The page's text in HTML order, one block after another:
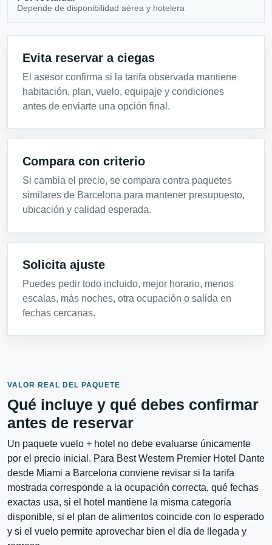
Depende de disponibilidad aérea y hotelera
Evita reservar a ciegas
El asesor confirma si la tarifa observada mantiene
habitación, plan, vuelo, equipaje y condiciones
antes de enviarte una opción final.
Compara con criterio
Si cambia el precio, se compara contra paquetes
similares de Barcelona para mantener presupuesto,
ubicación y calidad esperada.
Solicita ajuste
Puedes pedir todo incluido, mejor horario, menos
escalas, más noches, otra ocupación o salida en
fechas cercanas.
VALOR REAL DEL PAQUETE
Qué incluye y qué debes confirmar
antes de reservar
Un paquete vuelo + hotel no debe evaluarse únicamente
por el precio inicial. Para Best Western Premier Hotel Dante
desde Miami a Barcelona conviene revisar si la tarifa
mostrada corresponde a la ocupación correcta, qué fechas
exactas usa, si el hotel mantiene la misma categoría
disponible, si el plan de alimentos coincide con lo esperado
y si el vuelo permite aprovechar bien el día de llegada y